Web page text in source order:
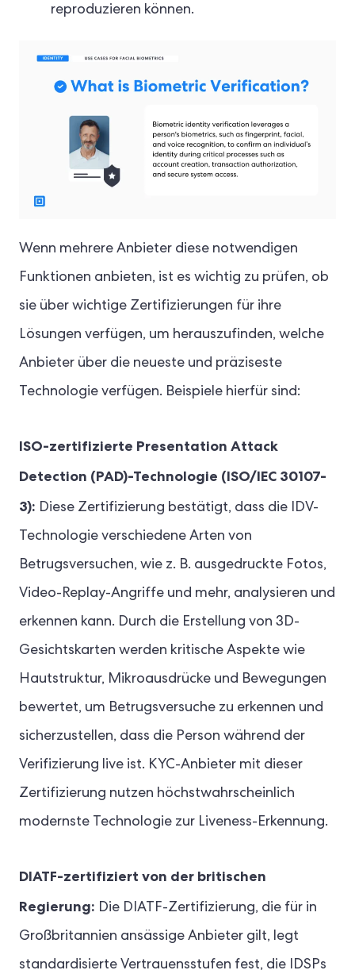
reproduzieren können.
Wenn mehrere Anbieter diese notwendigen
Funktionen anbieten, ist es wichtig zu prüfen, ob
sie über wichtige Zertifizierungen für ihre
Lösungen verfügen, um herauszufinden, welche
Anbieter über die neueste und präziseste
Technologie verfügen. Beispiele hierfür sind:
ISO-zertifizierte Presentation Attack
Detection (PAD)-Technologie (ISO/IEC 30107-
3): Diese Zertifizierung bestätigt, dass die IDV-
Technologie verschiedene Arten von
Betrugsversuchen, wie z. B. ausgedruckte Fotos,
Video-Replay-Angriffe und mehr, analysieren und
erkennen kann. Durch die Erstellung von 3D-
Gesichtskarten werden kritische Aspekte wie
Hautstruktur, Mikroausdrücke und Bewegungen
bewertet, um Betrugsversuche zu erkennen und
sicherzustellen, dass die Person während der
Verifizierung live ist. KYC-Anbieter mit dieser
Zertifizierung nutzen höchstwahrscheinlich
modernste Technologie zur Liveness-Erkennung.
DIATF-zertifiziert von der britischen
Regierung: Die DIATF-Zertifizierung, die für in
Großbritannien ansässige Anbieter gilt, legt
standardisierte Vertrauensstufen fest, die IDSPs